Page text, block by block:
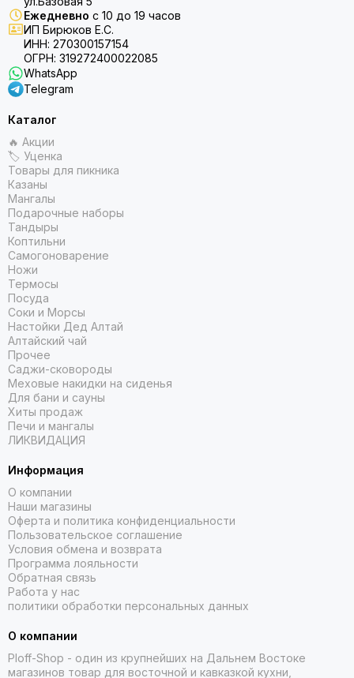
Ежедневно с 10 до 19 часов
ИП Бирюков Е.С.
ИНН: 270300157154
ОГРН: 319272400022085
WhatsApp
Telegram
Каталог
🔥 Акции
🏷 Уценка
Товары для пикника
Казаны
Мангалы
Подарочные наборы
Тандыры
Коптильни
Самогоноварение
Ножи
Термосы
Посуда
Соки и Морсы
Настойки Дед Алтай
Алтайский чай
Прочее
Саджи-сковороды
Меховые накидки на сиденья
Для бани и сауны
Хиты продаж
Печи и мангалы
ЛИКВИДАЦИЯ
Информация
О компании
Наши магазины
Оферта и политика конфиденциальности
Пользовательское соглашение
Условия обмена и возврата
Программа лояльности
Обратная связь
Работа у нас
политики обработки персональных данных
О компании
Ploff-Shop - один из крупнейших на Дальнем Востоке
магазинов товар для восточной и кавказкой кухни,